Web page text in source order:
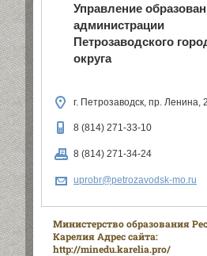
Управление
администрации
Петрозаводского
округа
г. Петрозаводск, пр. Ленина, 2
8 (814) 271-33-10
8 (814) 271-34-24
uprobr@petrozavodsk-mo.ru
Министерство образования
Карелия Адрес сайта:
http://minedu.karelia.pro/